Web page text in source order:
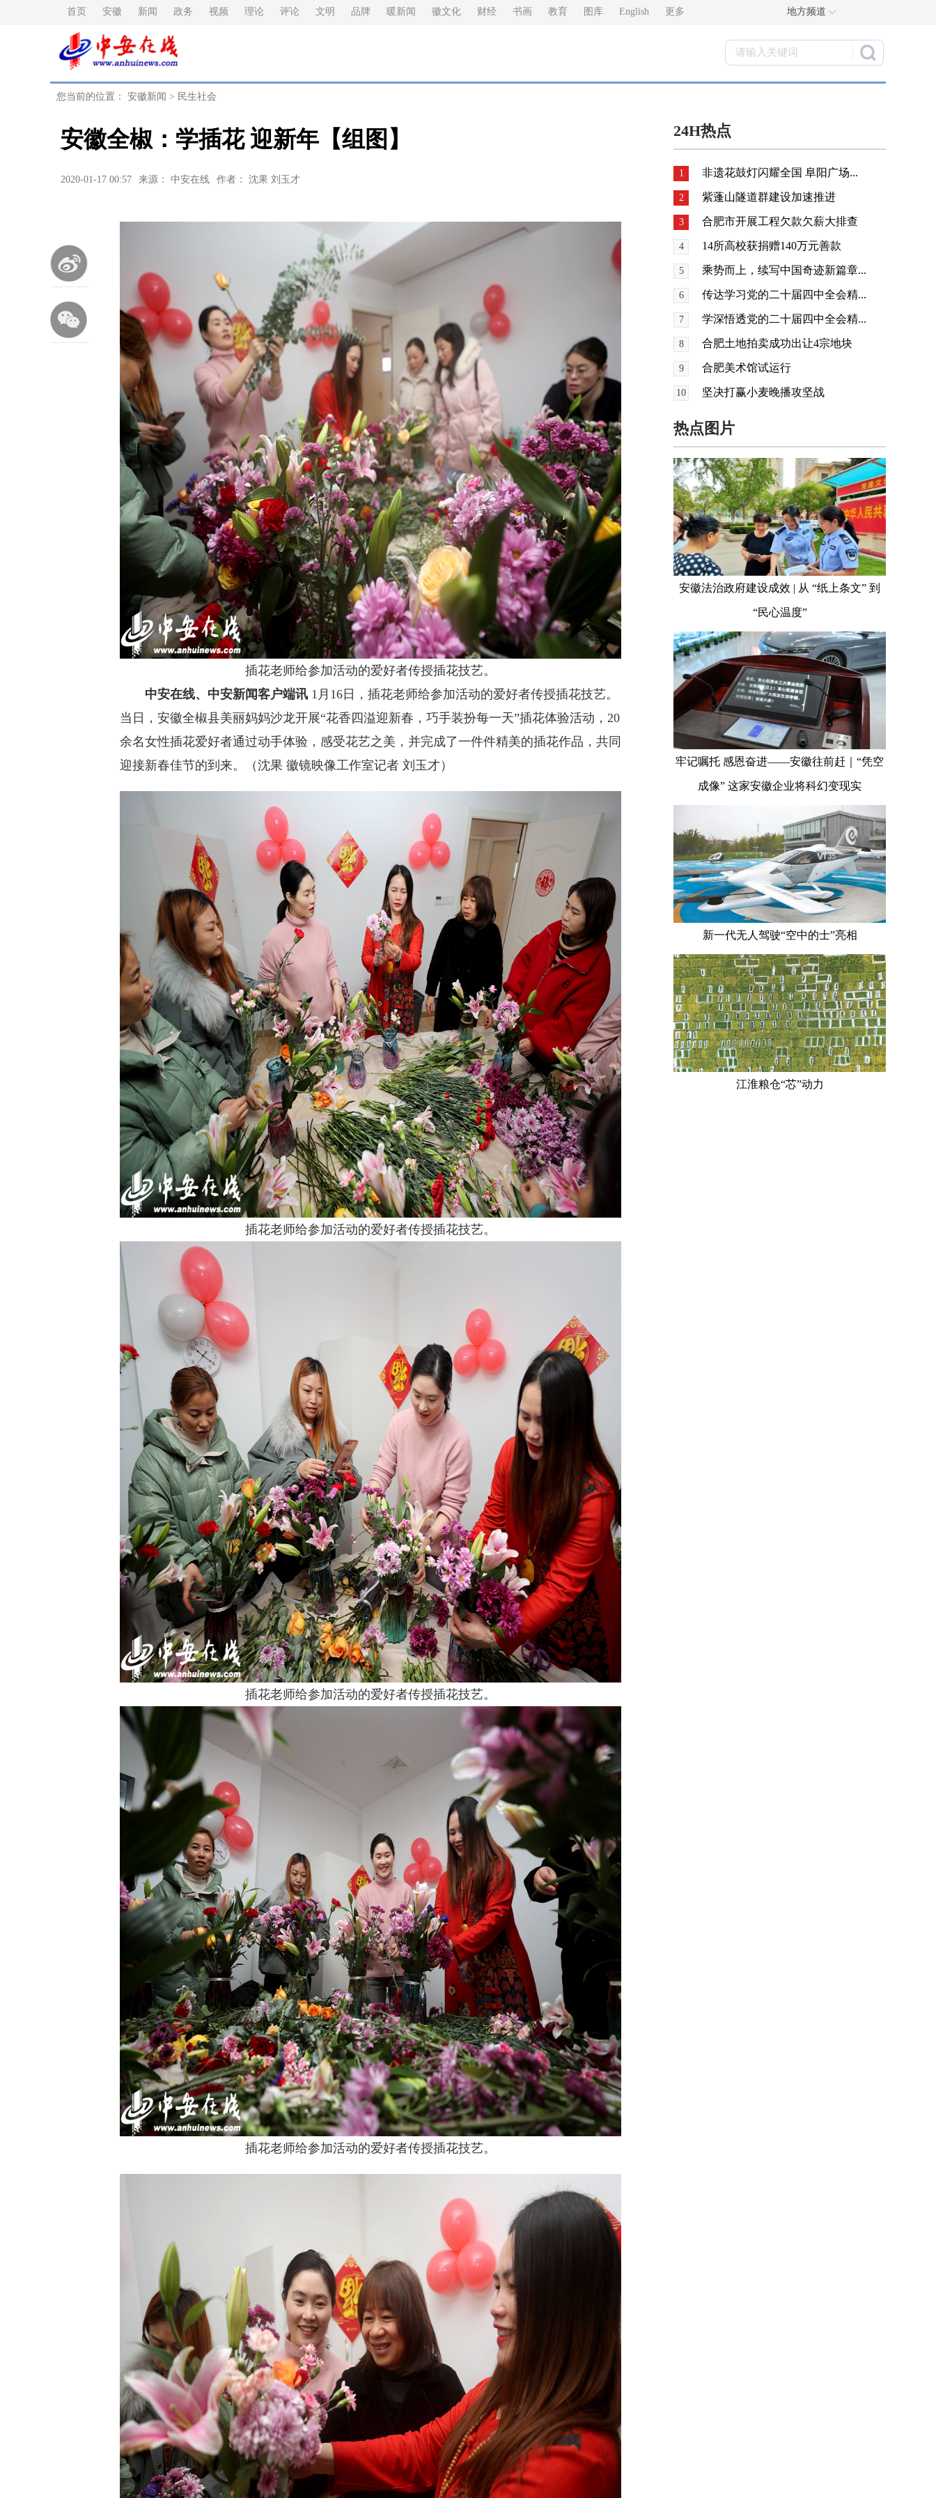
首页 安徽 新闻 政务 视频 理论 评论 文明 品牌 暖新闻 徽文化 财经 书画 教育 图库 English 更多 地方频道
您当前的位置： 安徽新闻 > 民生社会
安徽全椒：学插花 迎新年【组图】
2020-01-17 00:57 来源： 中安在线 作者： 沈果 刘玉才
插花老师给参加活动的爱好者传授插花技艺。
中安在线、中安新闻客户端讯 1月16日，插花老师给参加活动的爱好者传授插花技艺。
当日，安徽全椒县美丽妈妈沙龙开展“花香四溢迎新春，巧手装扮每一天”插花体验活动，20
余名女性插花爱好者通过动手体验，感受花艺之美，并完成了一件件精美的插花作品，共同
迎接新春佳节的到来。（沈果 徽镜映像工作室记者 刘玉才）
插花老师给参加活动的爱好者传授插花技艺。
插花老师给参加活动的爱好者传授插花技艺。
插花老师给参加活动的爱好者传授插花技艺。
24H热点
1 非遗花鼓灯闪耀全国 阜阳广场...
2 紫蓬山隧道群建设加速推进
3 合肥市开展工程欠款欠薪大排查
4 14所高校获捐赠140万元善款
5 乘势而上，续写中国奇迹新篇章...
6 传达学习党的二十届四中全会精...
7 学深悟透党的二十届四中全会精...
8 合肥土地拍卖成功出让4宗地块
9 合肥美术馆试运行
10 坚决打赢小麦晚播攻坚战
热点图片
安徽法治政府建设成效 | 从 “纸上条文” 到
“民心温度”
牢记嘱托 感恩奋进——安徽往前赶｜“凭空
成像” 这家安徽企业将科幻变现实
新一代无人驾驶“空中的士”亮相
江淮粮仓“芯”动力